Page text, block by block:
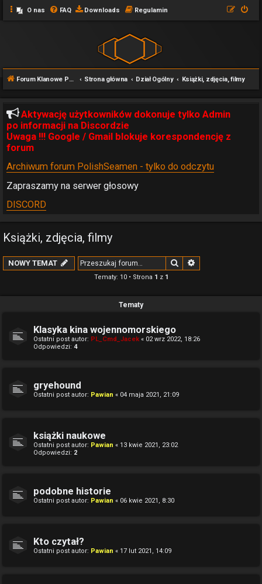
O nas FAQ Downloads Regulamin
Forum Klanowe POLISHSEAMEN Strona główna Dział Ogólny Książki, zdjęcia, filmy
Aktywację użytkowników dokonuje tylko Admin
po informacji na Discordzie
Uwaga !!! Google / Gmail blokuje korespondencję z
forum
Archiwum forum PolishSeamen - tylko do odczytu
Zapraszamy na serwer głosowy
DISCORD
Książki, zdjęcia, filmy
NOWY TEMAT Szukaj
Tematy: 10 • Strona 1 z 1
Tematy
Klasyka kina wojennomorskiego
Ostatni post autor: PL_Cmd_Jacek « 02 wrz 2022, 18:26
Odpowiedzi: 4
gryehound
Ostatni post autor: Pawian « 04 maja 2021, 21:09
książki naukowe
Ostatni post autor: Pawian « 13 kwie 2021, 23:02
Odpowiedzi: 2
podobne historie
Ostatni post autor: Pawian « 06 kwie 2021, 8:30
Kto czytał?
Ostatni post autor: Pawian « 17 lut 2021, 14:09